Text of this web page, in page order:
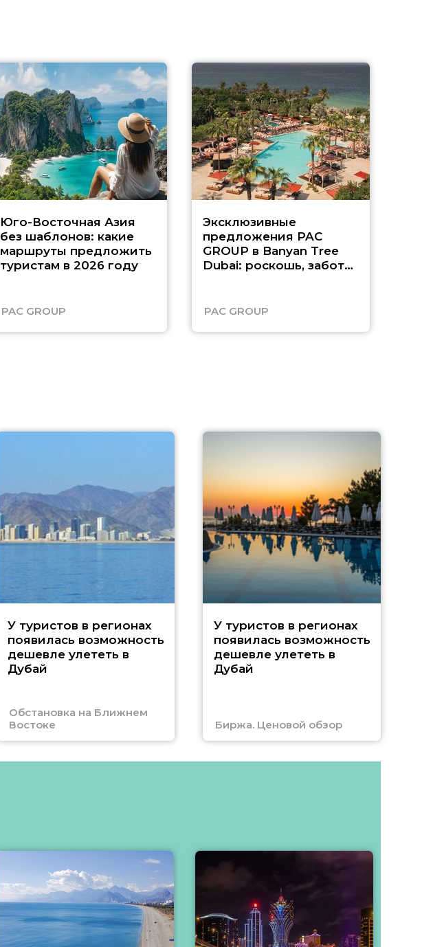
Юго-Восточная Азия
без шаблонов: какие
маршруты предложить
туристам в 2026 году
PAC GROUP
Эксклюзивные
предложения PAC
GROUP в Banyan Tree
Dubai: роскошь, забота
PAC GROUP
У туристов в регионах
появилась возможность
дешевле улететь в
Дубай
Обстановка на Ближнем
Востоке
У туристов в регионах
появилась возможность
дешевле улететь в
Дубай
Биржа. Ценовой обзор